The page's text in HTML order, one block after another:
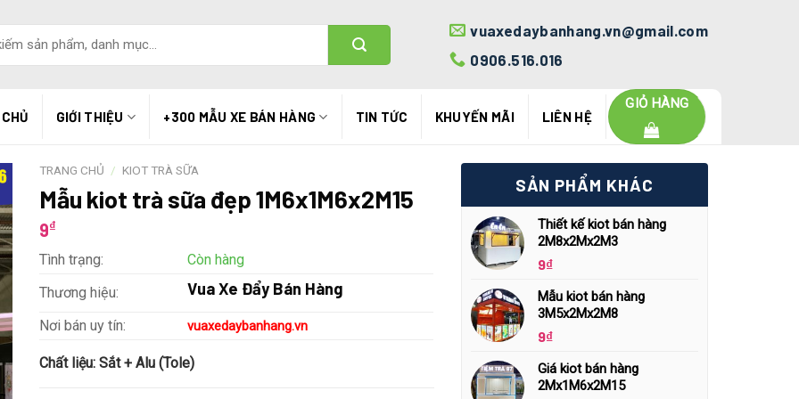
vuaxedaybanhang.vn@gmail.com
0906.516.016
GIỚI THIỆU +300 MẪU XE BÁN HÀNG TIN TỨC KHUYẾN MÃI LIÊN HỆ
GIỎ HÀNG
TRANG CHỦ / KIOT TRÀ SỮA
Mẫu kiot trà sữa đẹp 1M6x1M6x2M15
9₫
Tình trạng:
Còn hàng
Thương hiệu:
Vua Xe Đẩy Bán Hàng
Nơi bán uy tín: vuaxedaybanhang.vn
Chất liệu: Sắt + Alu (Tole)
SẢN PHẨM KHÁC
Thiết kế kiot bán hàng
2M8x2Mx2M3
9₫
Mẫu kiot bán hàng
3M5x2Mx2M8
9₫
Giá kiot bán hàng
2Mx1M6x2M15